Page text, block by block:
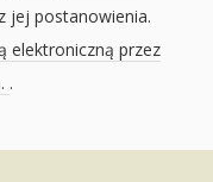
jej postanowienia.
elektroniczną przez
.